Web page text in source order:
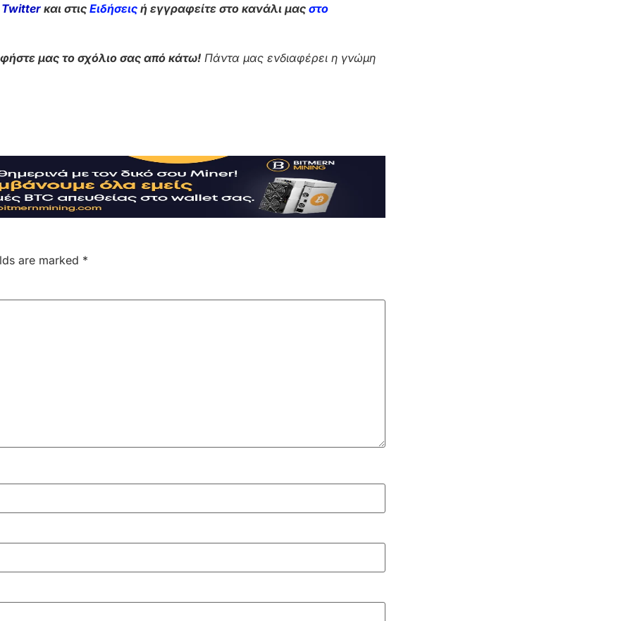
Twitter και στις Ειδήσεις ή εγγραφείτε στο κανάλι μας στο
μας το σχόλιο σας από κάτω! Πάντα μας ενδιαφέρει η γνώμη
are marked *